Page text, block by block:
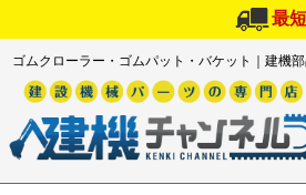
最
ゴムクローラー・ゴムパット・バケット｜建機